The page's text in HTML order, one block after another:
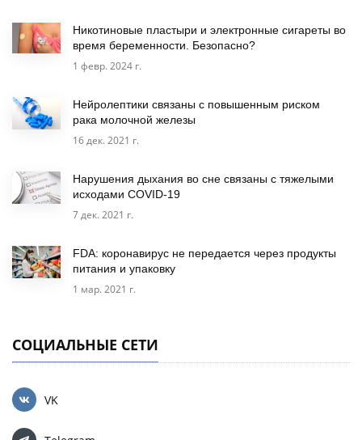
Никотиновые пластыри и электронные сигареты во
время беременности. Безопасно?
1 февр. 2024 г.
Нейролептики связаны с повышенным риском
рака молочной железы
16 дек. 2021 г.
Нарушения дыхания во сне связаны с тяжелыми
исходами COVID-19
7 дек. 2021 г.
FDA: коронавирус не передается через продукты
питания и упаковку
1 мар. 2021 г.
СОЦИАЛЬНЫЕ СЕТИ
VK